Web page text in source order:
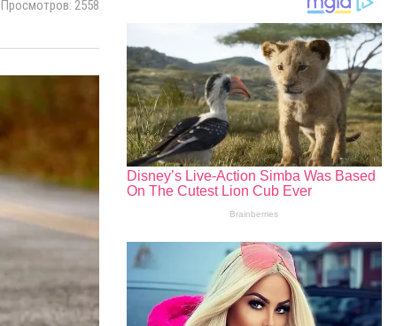
Просмотров: 2558